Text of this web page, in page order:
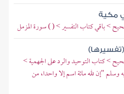
مكية
> باقي كتاب التفسير > ( ) سورة المزمل
> كتاب التوحيد والرد على الجهمية >
وسلم "إن لله مائة اسم إلا واحدا، من